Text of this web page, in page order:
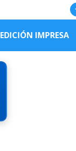
EDICIÓN IMPRESA